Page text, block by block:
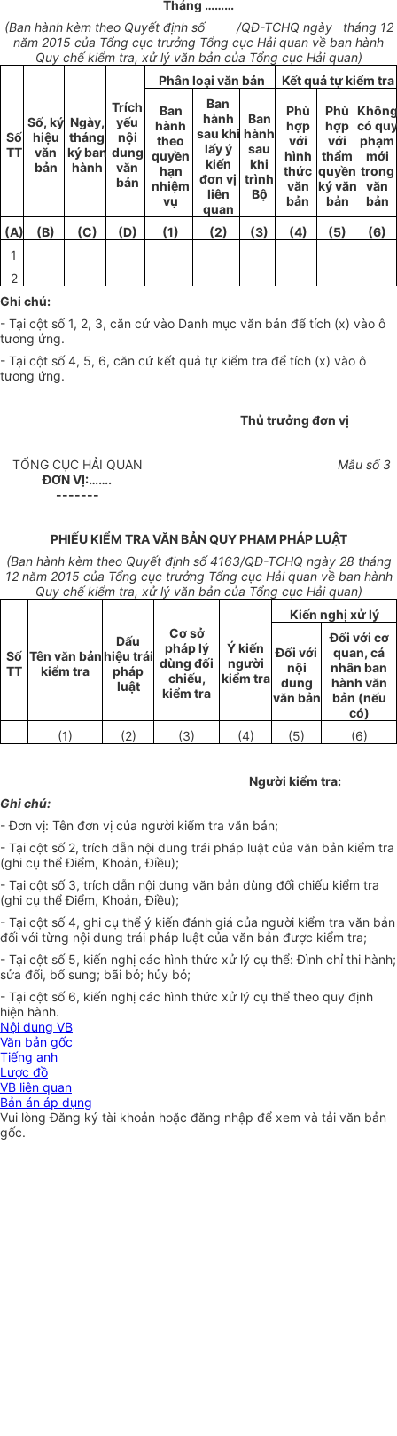
Tháng ………
(Ban hành kèm theo Quyết định số /QĐ-TCHQ ngày tháng 12
năm 2015 của Tổng cục trưởng Tổng cục Hải quan về ban hành
Quy chế kiểm tra, xử lý văn bản của Tổng cục Hải quan)
Số
TT
Số, ký
hiệu
văn
bản
Ngày,
tháng
ký ban
hành
Trích
yếu
nội
dung
văn
bản
Phânloạivăn bản
Kết quả tự kiểm tra
Ban
hành
theo
quyền
hạn
nhiệm
vụ
Ban
hành
sau khi
lấy ý
kiến
đơn vị
liên
quan
Ban
hành
sau
khi
trình
Bộ
Phù
hợp
với
hình
thức
văn
bản
Phù
hợp
với
thẩm
quyền
ký văn
bản
Không
có quy
phạm
mới
trong
văn
bản
(A) (B) (C) (D) (1) (2) (3) (4) (5)
(6)
1
2
Ghi chú:
- Tại cột số 1, 2, 3, căn cứ vào Danh mục văn bản để tích (x) vào ô
tương ứng.
- Tại cột số 4, 5, 6, căn cứ kết quả tự kiểm tra để tích (x) vào ô
tương ứng.
Thủ trưởng đơn vị
TỔNG CỤC HẢI QUAN
ĐƠN VỊ:…….
-------
Mẫu số3
PHIẾU KIỂM TRA VĂN BẢN QUY PHẠM PHÁP LUẬT
(Ban hành kèm theo Quyết định số 4163/QĐ-TCHQ ngày 28 tháng
12 năm 2015 của Tổng cục trưởng Tổng cục Hải quan về ban hành
Quy chế kiểm tra, xử lý văn bản của Tổng cục Hải quan)
Số
TT
Tên văn bản
kiểm tra
Dấu
hiệu trái
pháp
luật
Cơ sở
pháp lý
dùng đối
chiếu,
kiểm tra
Ý kiến
người
kiểm tra
Kiến nghị xử lý
Đối với
nội
dung
văn bản
Đối với cơ
quan, cá
nhân ban
hành văn
bản (nếu
có)
(1)
(2) (3) (4) (5) (6)
Người kiểm tra:
Ghi chú:
- Đơn vị: Tên đơn vị của người kiểm tra văn bản;
- Tại cột số 2, trích dẫn nội dung trái pháp luật của văn bản kiểm tra
(ghi cụ thểĐiểm, Khoản, Điều);
- Tại cột số 3, trích dẫn nội dung văn bản dùng đối chiếu kiểm tra
(ghi cụ thể Điểm, Khoản, Điều);
- Tại cột số 4, ghi cụ thể ý kiến đánh giá của người kiểm tra văn bản
đối với từng nội dung trái pháp luật của văn bản được kiểm tra;
- Tại cột số 5, kiến nghị các hình thức xử lý cụ thể: Đình chỉ thi hành;
sửa đổi, bổ sung; bãi bỏ; hủy bỏ;
- Tại cột số 6, kiến nghị các hình thức xử lý cụ thể theo quy định
hiện hành.
Nội dung VB
Văn bản gốc
Tiếng anh
Lược đồ
VB liên quan
Bản án áp dụng
Vui lòngĐăng ký tài khoản hoặc đăng nhập để xem và tải văn bản
gốc.